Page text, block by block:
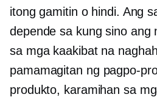
itong gamitin o hindi. Ang
depende sa kung sino ang
sa mga kaakibat na
pamamagitan ng pagpo-
produkto, karamihan sa